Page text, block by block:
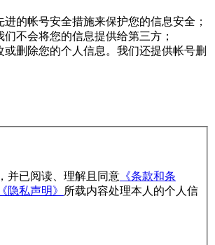
的帐号安全措施来保护您的信息安全；
不会将您的信息提供给第三方；
或删除您的个人信息。我们还提供帐号删
并已阅读、理解且同意 《条款和条
《隐私声明》
所载内容处理本人的个人信